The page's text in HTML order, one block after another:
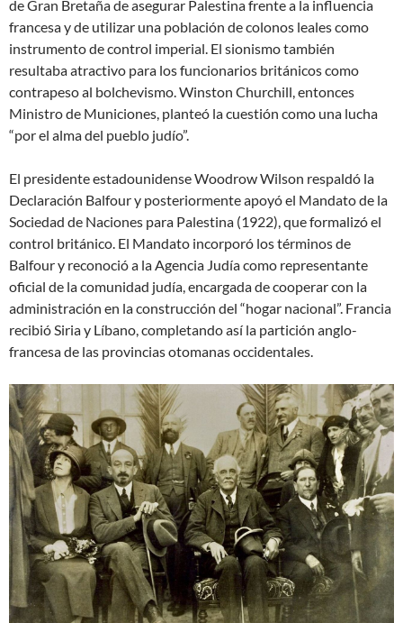
de Gran Bretaña de asegurar Palestina frente a la influencia
francesa y de utilizar una población de colonos leales como
instrumento de control imperial. El sionismo también
resultaba atractivo para los funcionarios británicos como
contrapeso al bolchevismo. Winston Churchill, entonces
Ministro de Municiones, planteó la cuestión como una lucha
“por el alma del pueblo judío”.
El presidente estadounidense Woodrow Wilson respaldó la
Declaración Balfour y posteriormente apoyó el Mandato de la
Sociedad de Naciones para Palestina (1922), que formalizó el
control británico. El Mandato incorporó los términos de
Balfour y reconoció a la Agencia Judía como representante
oficial de la comunidad judía, encargada de cooperar con la
administración en la construcción del “hogar nacional”. Francia
recibió Siria y Líbano, completando así la partición anglo-
francesa de las provincias otomanas occidentales.